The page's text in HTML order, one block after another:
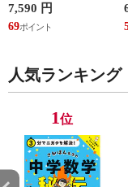
開発、設計・監理、
建設請負 第２版 /富
田裕 小里佳嵩
7,590 円
69
人気ランキング
1位